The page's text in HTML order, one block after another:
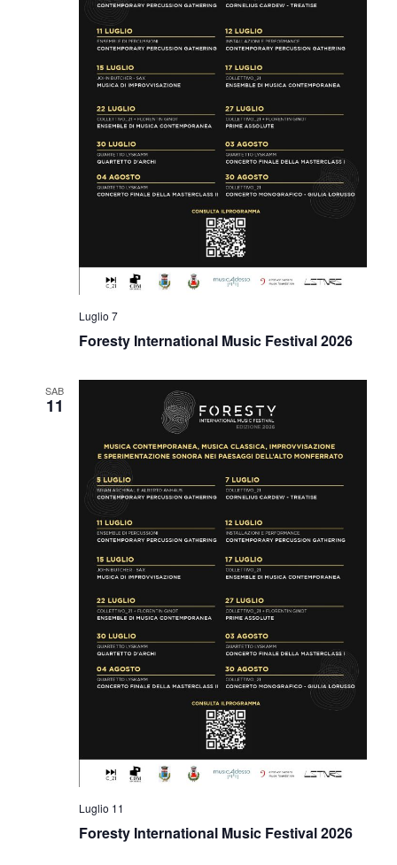
Luglio 7
Foresty International Music Festival 2026
SAB
11
Luglio 11
Foresty International Music Festival 2026